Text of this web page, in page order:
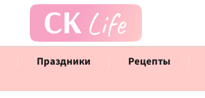
Праздники Рецепты